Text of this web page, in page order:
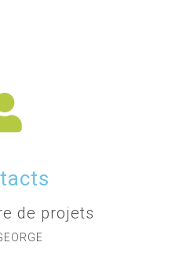
de projets